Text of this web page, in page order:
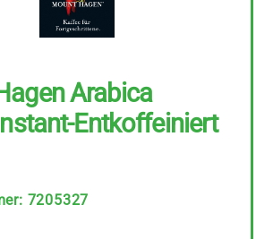
Arabica
Entkoffeiniert
: 7205327